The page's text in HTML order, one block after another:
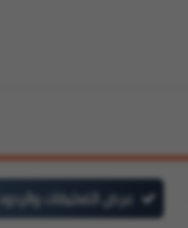
عرض التعليقات والردود